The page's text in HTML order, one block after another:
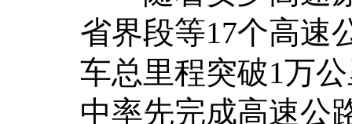
省界段等17个高速
车总里程突破1万
中率先完成高速公